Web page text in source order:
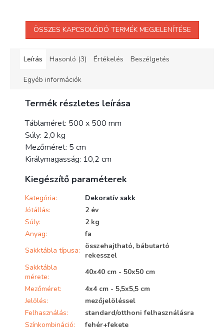
ÖSSZES KAPCSOLÓDÓ TERMÉK MEGJELENÍTÉSE
Leírás Hasonló (3) Értékelés Beszélgetés
Egyéb információk
Termék részletes leírása
Táblaméret: 500 x 500 mm
Súly: 2,0 kg
Mezőméret: 5 cm
Királymagasság: 10,2 cm
Kiegészítő paraméterek
Kategória:
Dekoratív sakk
Jótállás:
2 év
Súly:
2 kg
Anyag:
fa
Sakktábla típusa:
összehajtható, bábutartó
rekesszel
Sakktábla
mérete:
40x40 cm - 50x50 cm
Mezőméret:
4x4 cm - 5,5x5,5 cm
Jelölés:
mezőjelöléssel
Felhasználás:
standard/otthoni felhasználásra
Színkombináció: fehér+fekete